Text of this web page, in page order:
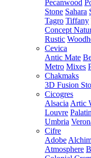
Pecanwood
Stone Sahara
Tagro Tiffany
Concept
Rustic
Cevica
Antic Mate
Metro Mixes
Chakmaks
3D Fusion
Cicogres
Alsacia Artic
Louvre
Umbria
Cifre
Adobe
Atmosphere